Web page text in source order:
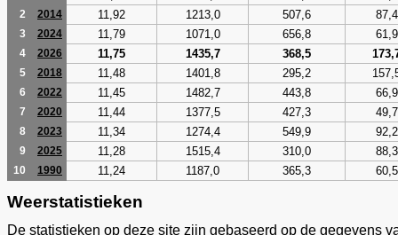
2 2014 11,92 1213,0 507,6 87,4
3 2024 11,79 1071,0 656,8 61,9
4 2026 11,75 1435,7 368,5
5 2018 11,48 1401,8 295,2
6 2022 11,45 1482,7 443,8 66,9
7 2020 11,44 1377,5 427,3 49,7
8 2023 11,34 1274,4 549,9 92,2
9 2025 11,28 1515,4 310,0 88,3
10 1990 11,24 1187,0 365,3 60,5
Weerstatistieken
De statistieken op deze site zijn gebaseerd op de gegevens